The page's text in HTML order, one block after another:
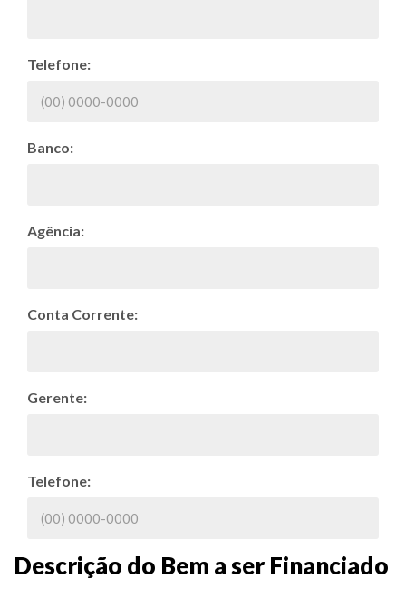
Telefone:
Banco:
Agência:
Conta Corrente:
Gerente:
Telefone:
Descrição do Bem a ser Financiado